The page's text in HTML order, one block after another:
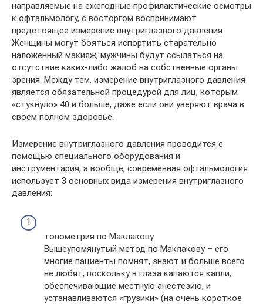
направляемые на ежегодные профилактические осмотры
к офтальмологу, с восторгом воспринимают
предстоящее измерение внутриглазного давления.
Женщины могут бояться испортить старательно
наложенный макияж, мужчины будут ссылаться на
отсутствие каких-либо жалоб на собственные органы
зрения. Между тем, измерение внутриглазного давления
является обязательной процедурой для лиц, которым
«стукнуло» 40 и больше, даже если они уверяют врача в
своем полном здоровье.
Измерение внутриглазного давления проводится с
помощью специального оборудования и
инструментария, а вообще, современная офтальмология
использует 3 основных вида измерения внутриглазного
давления:
тонометрия по Маклакову
Вышеупомянутый метод по Маклакову – его
многие пациенты помнят, знают и больше всего
не любят, поскольку в глаза капаются капли,
обеспечивающие местную анестезию, и
устанавливаются «грузики» (на очень короткое